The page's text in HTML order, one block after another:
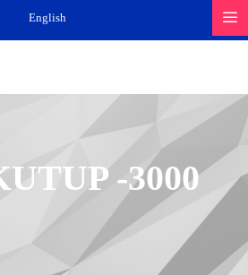
English
-3000